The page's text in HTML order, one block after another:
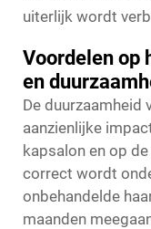
uiterlijk wordt
Voordelen op
en
De duurzaamheid
aanzienlijke
kapsalon en op
correct wordt
onbehandelde
maanden